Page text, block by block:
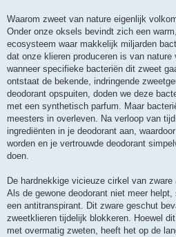
Waarom zweet van nature eigenlijk
Onder onze oksels bevindt zich een
ecosysteem waar makkelijk miljarden
dat onze klieren produceren is van
wanneer specifieke bacteriën dit zweet
ontstaat de bekende, indringende
deodorant opspuiten, doden we deze
met een synthetisch parfum. Maar
meesters in overleven. Na verloop van
ingrediënten in je deodorant aan,
worden en je vertrouwde deodorant
doen.
De hardnekkige vicieuze cirkel van zware
Als de gewone deodorant niet meer
een antitranspirant. Dit zware geschut
zweetklieren tijdelijk blokkeren. Hoewel
met overmatig zweten, heeft het op de